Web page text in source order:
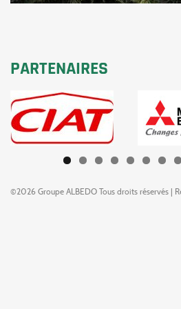
PARTENAIRES
©2026 Groupe ALBEDO Tous droits réservés |